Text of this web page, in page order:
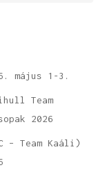
május 1-3.
Team
2026
– Team Kaáli)